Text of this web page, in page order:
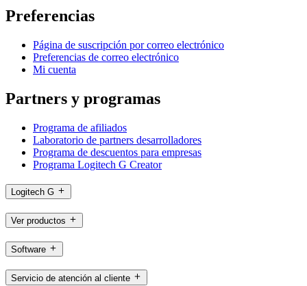
Preferencias
Página de suscripción por correo electrónico
Preferencias de correo electrónico
Mi cuenta
Partners y programas
Programa de afiliados
Laboratorio de partners desarrolladores
Programa de descuentos para empresas
Programa Logitech G Creator
Logitech G
Ver productos
Software
Servicio de atención al cliente